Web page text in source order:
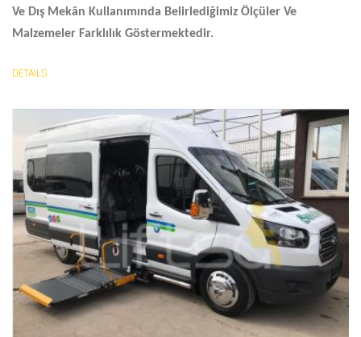
Ve Dış Mekân Kullanımında Belirlediğimiz Ölçüler Ve
Malzemeler Farklılık Göstermektedir.
DETAILS